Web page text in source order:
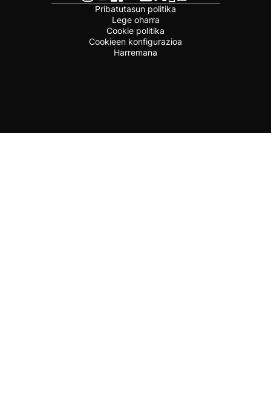
Pribatutasun politika
Lege oharra
Cookie politika
Cookieen konfigurazioa
Harremana